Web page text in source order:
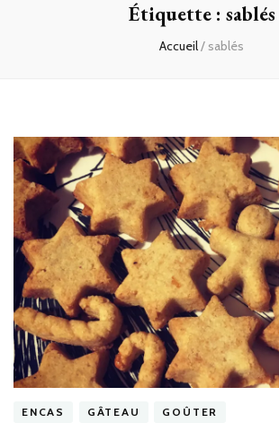
Étiquette : sablés
Accueil/ sablés
ENCAS GÂTEAU GOÛTER